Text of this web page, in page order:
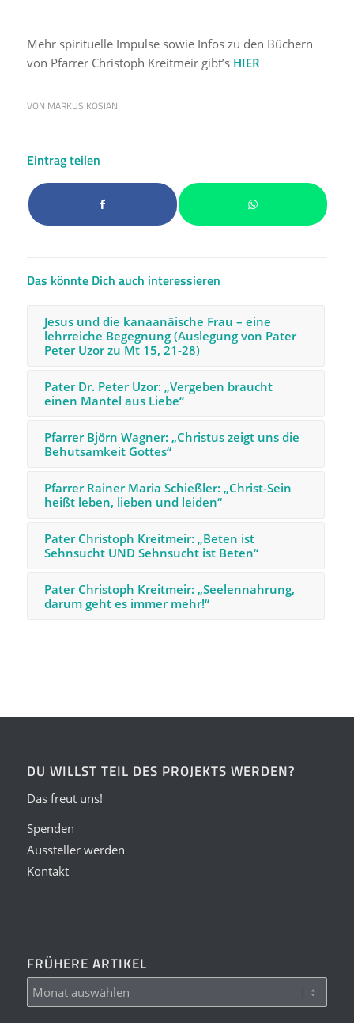
Mehr spirituelle Impulse sowie Infos zu den Büchern
von Pfarrer Christoph Kreitmeir gibt’s HIER
VON MARKUS KOSIAN
Eintrag teilen
Das könnte Dich auch interessieren
Jesus und die kanaanäische Frau – eine
lehrreiche Begegnung (Auslegung von Pater
Peter Uzor zu Mt 15, 21-28)
Pater Dr. Peter Uzor: „Vergeben braucht
einen Mantel aus Liebe“
Pfarrer Björn Wagner: „Christus zeigt uns die
Behutsamkeit Gottes“
Pfarrer Rainer Maria Schießler: „Christ-Sein
heißt leben, lieben und leiden“
Pater Christoph Kreitmeir: „Beten ist
Sehnsucht UND Sehnsucht ist Beten“
Pater Christoph Kreitmeir: „Seelennahrung,
darum geht es immer mehr!“
DU WILLST TEIL DES PROJEKTS WERDEN?
Das freut uns!
Spenden
Aussteller werden
Kontakt
FRÜHERE ARTIKEL